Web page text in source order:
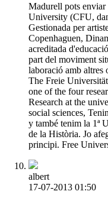
Madurell pots enviar
University (CFU,
Gestionada per
Copenhaguen,
acreditada
part del moviment
laboració amb altres
The Freie
one of the four
Research at the
social sciences,
y també tenim la 1ª
de la Història. Jo
principi. Free
albert
17-07-2013 01:50